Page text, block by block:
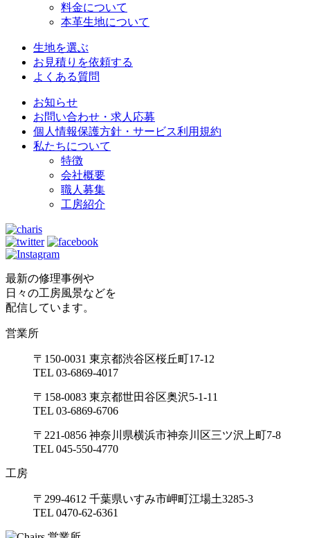
料金について
本革生地について
生地を選ぶ
お見積りを依頼する
よくある質問
お知らせ
お問い合わせ・求人応募
個人情報保護方針・サービス利用規約
私たちについて
特徴
会社概要
職人募集
工房紹介
最新の修理事例や
日々の工房風景などを
配信しています。
営業所
〒150-0031 東京都渋谷区桜丘町17-12
TEL 03-6869-4017
〒158-0083 東京都世田谷区奥沢5-1-11
TEL 03-6869-6706
〒221-0856 神奈川県横浜市神奈川区三ツ沢上町7-8
TEL 045-550-4770
工房
〒299-4612 千葉県いすみ市岬町江場土3285-3
TEL 0470-62-6361